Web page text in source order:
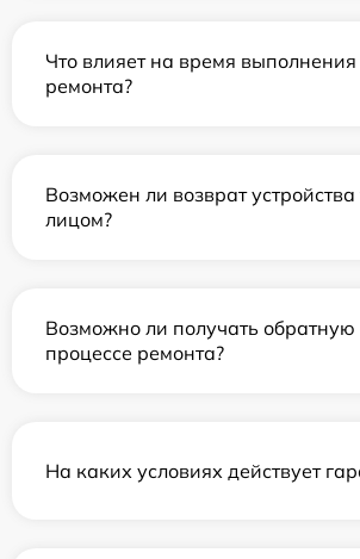
Что влияет на время выполнения
ремонта?
Возможен ли возврат устройства
лицом?
Возможно ли получать обратную
процессе ремонта?
На каких условиях действует